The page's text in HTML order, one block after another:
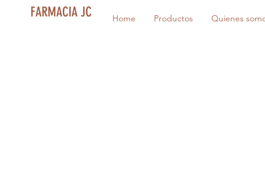
FARMACIA JC Home Productos Quienes